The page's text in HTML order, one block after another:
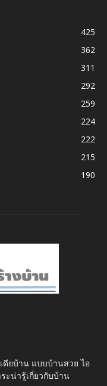
425
362
311
292
259
224
222
215
190
ดียบ้าน แบบบ้านสวย ไอ
ะน่ารู้เกี่ยวกับบ้าน